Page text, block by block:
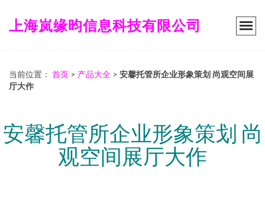
上海岚缘昀信息科技有限公司
当前位置： 首页 > 产品大全 > 安馨托管所企业形象策划 尚观空间展
厅大作
安馨托管所企业形象策划 尚
观空间展厅大作